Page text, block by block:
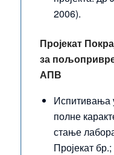
2006).
Пројекат
за
АПВ
Испитивања
полне
стање
Пројекат